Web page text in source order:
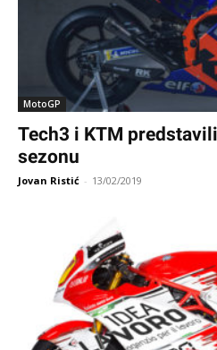
MotoGP
Tech3 i KTM
sezonu
Jovan Ristić - 13/02/2019